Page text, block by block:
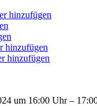
hinzufügen
hinzufügen
hinzufügen
um 16:00 Uhr –